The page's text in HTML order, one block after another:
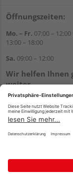
Öffnungszeiten:
Mo. – Fr. 07:00 –
13:00 – 18:00
Sa. 09:00 – 12:00
Wir helfen Ihnen
weiter
Tel.:+49 8122 14197
E-Mail:vertrieb@holz-
Impressum